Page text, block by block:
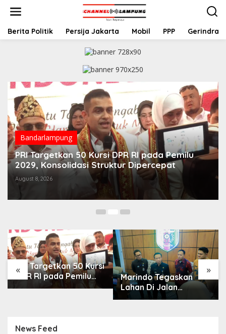
t
Berita Politik Persija Jakarta Mobil PPP Gerindra
Bandarlampung
PRI Targetkan 50 Kursi DPR RI pada Pemilu
2029, Konsolidasi Struktur Dipercepat
August 8, 2026
« »
PRI Targetkan 50 Kursi
DPR RI pada Pemilu
2029, Konsolidasi
Marindo Tegaskan
Lahan Di Jalan
Ryacudu Bukan Aset
News Feed